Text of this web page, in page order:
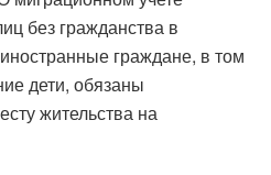
без гражданства в
граждане, в том
дети, обязаны
жительства на